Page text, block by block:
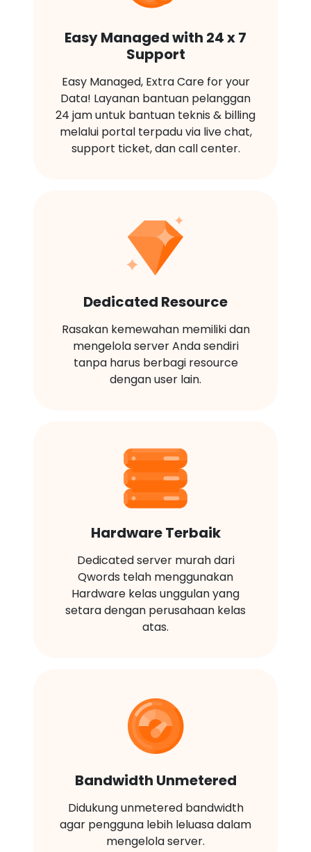
Easy Managed with 24 x 7
Support
Easy Managed, Extra Care for your
Data! Layanan bantuan pelanggan
24 jam untuk bantuan teknis & billing
melalui portal terpadu via live chat,
support ticket, dan call center.
Dedicated Resource
Rasakan kemewahan memiliki dan
mengelola server Anda sendiri
tanpa harus berbagi resource
dengan user lain.
Hardware Terbaik
Dedicated server murah dari
Qwords telah menggunakan
Hardware kelas unggulan yang
setara dengan perusahaan kelas
atas.
Bandwidth Unmetered
Didukung unmetered bandwidth
agar pengguna lebih leluasa dalam
mengelola server.